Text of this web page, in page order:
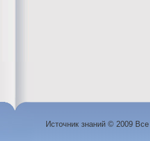
Источник знаний © 2009